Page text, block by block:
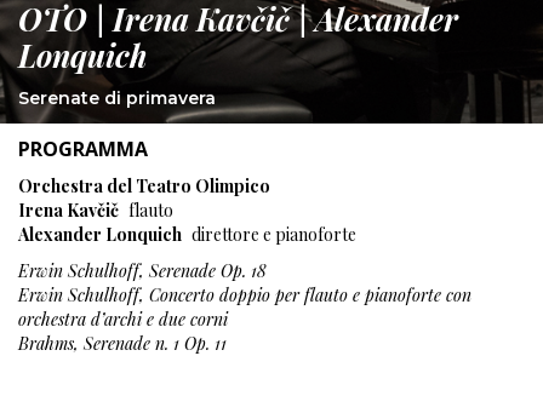
OTO | Irena Kavčič | Alexander
Lonquich
Serenate di primavera
PROGRAMMA
Orchestra del Teatro Olimpico
Irena Kavčič flauto
Alexander Lonquich direttore e pianoforte
Erwin Schulhoff, Serenade Op. 18
Erwin Schulhoff, Concerto doppio per flauto e pianoforte con
orchestra d’archi e due corni
Brahms, Serenade n. 1 Op. 11